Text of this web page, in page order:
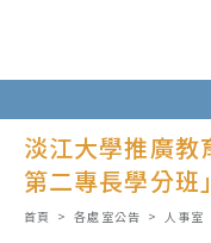
至
主
淡江大學推廣教
第二專長學分
首頁 > 各處室公告 > 人事室